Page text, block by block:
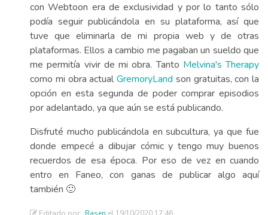
con Webtoon era de exclusividad y por lo tanto sólo
podía seguir publicándola en su plataforma, así que
tuve que eliminarla de mi propia web y de otras
plataformas. Ellos a cambio me pagaban un sueldo que
me permitía vivir de mi obra. Tanto Melvina's Therapy
como mi obra actual GremoryLand son gratuitas, con la
opción en esta segunda de poder comprar episodios
por adelantado, ya que aún se está publicando.
Disfruté mucho publicándola en subcultura, ya que fue
donde empecé a dibujar cómic y tengo muy buenos
recuerdos de esa época. Por eso de vez en cuando
entro en Faneo, con ganas de publicar algo aquí
también 🙂